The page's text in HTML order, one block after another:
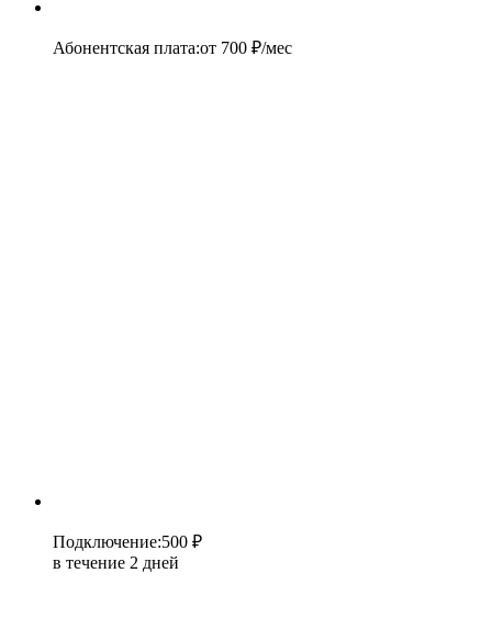
Абонентская плата:от 700 ₽/мес
Подключение:500 ₽
в течение 2 дней